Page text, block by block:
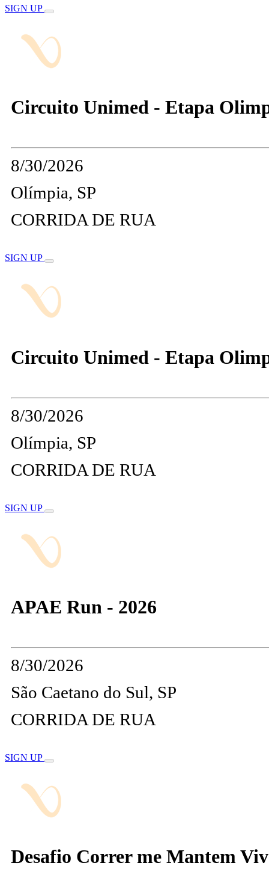
SIGN UP
Circuito Unimed - Etapa
8/30/2026
Olímpia, SP
CORRIDA DE RUA
SIGN UP
Circuito Unimed - Etapa
8/30/2026
Olímpia, SP
CORRIDA DE RUA
SIGN UP
APAE Run - 2026
8/30/2026
São Caetano do Sul, SP
CORRIDA DE RUA
SIGN UP
Desafio Correr me Mantem